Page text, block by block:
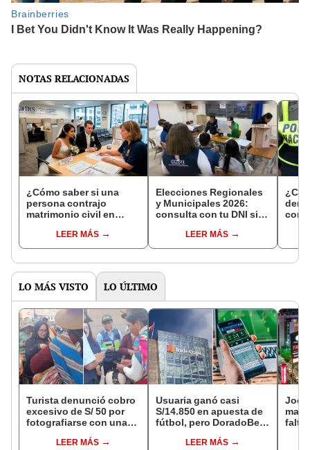
NOTAS RELACIONADAS
¿Cómo saber si una
persona contrajo
matrimonio civil en
LEER MÁS
Elecciones Regionales
y Municipales 2026:
consulta con tu DNI si
de mesa para este 4 de
octubre en el link oficial
LEER MÁS
con
LO MÁS VISTO LO ÚLTIMO
Turista denunció cobro
excesivo de S/ 50 por
fotografiarse con una
Serenazgo recuperó el
LEER MÁS
Usuaria ganó casi
S/14.850 en apuesta de
fútbol, pero DoradoBet
Indecopi multó a la
LEER MÁS
falta